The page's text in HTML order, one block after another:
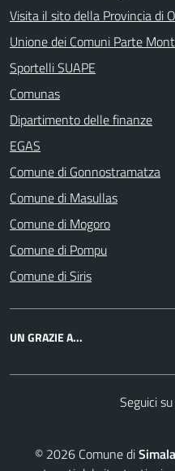
Visita il sito della Provincia di
Unione dei Comuni Parte
Sportelli SUAPE
Comunas
Dipartimento delle finanze
EGAS
Comune di Gonnostramatza
Comune di Masullas
Comune di Mogoro
Comune di Pompu
Comune di Siris
UN GRAZIE A...
Seguici su
© 2026Comune diSimala